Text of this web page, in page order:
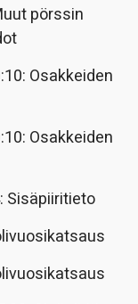
pörssin
Osakkeiden
Osakkeiden
Sisäpiiritieto